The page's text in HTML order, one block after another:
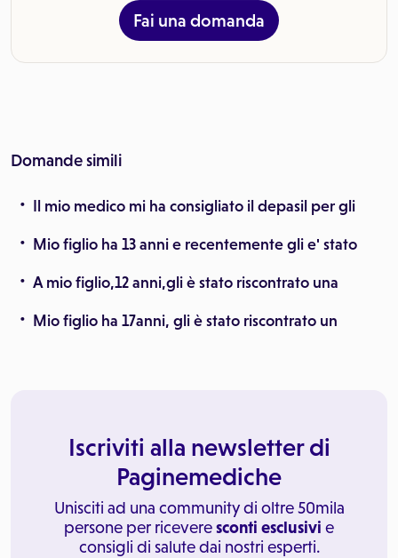
Fai una domanda
Domande simili
Il mio medico mi ha consigliato il depasil per gli
Mio figlio ha 13 anni e recentemente gli e' stato
A mio figlio,12 anni,gli è stato riscontrato una
Mio figlio ha 17anni, gli è stato riscontrato un
Iscriviti alla newsletter di
Paginemediche
Unisciti ad una community di oltre 50mila
persone per riceveresconti esclusivi e
consigli di salute dai nostri esperti.